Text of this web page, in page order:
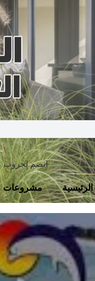
انضم لجروب
الرئيسية مشروعات